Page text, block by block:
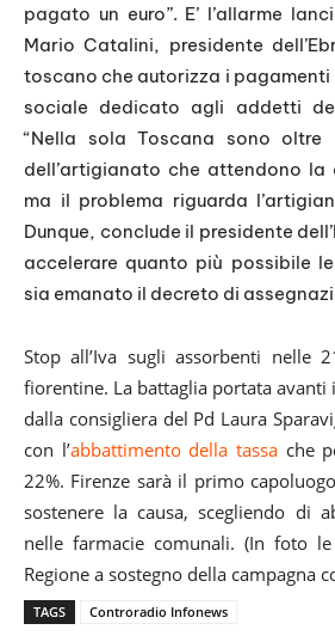
pagato un euro”. E’ l’allarme
Mario Catalini, presidente
toscano che autorizza i pagamenti
sociale dedicato agli addetti
“Nella sola Toscana sono
dell’artigianato che attendono la
ma il problema riguarda
Dunque, conclude il presidente
accelerare quanto più possibile
sia emanato il decreto di
Stop all’Iva sugli assorbenti nelle
fiorentine. La battaglia portata avanti
dalla consigliera del Pd Laura
con l’abbattimento della tassa che
22%. Firenze sarà il primo
sostenere la causa, scegliendo di
nelle farmacie comunali. (In foto
Regione a sostegno della campagna
TAGS Controradio Infonews